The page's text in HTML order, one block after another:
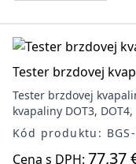
Tester brzdovej
Tester brzdovej
kvapaliny DOT3,
Kód produktu:
Cena s DPH: 77,37